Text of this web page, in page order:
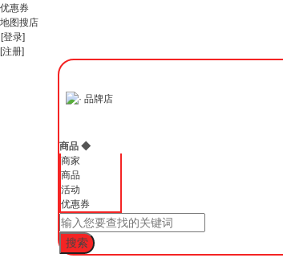
优惠券
地图搜店
[登录]
[注册]
商品 ◆
商家
商品
活动
优惠券